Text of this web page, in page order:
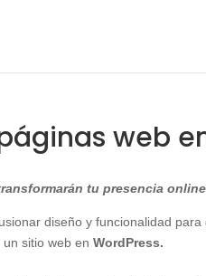
web
tu presencia
diseño y funcionalidad
sitio web en WordPress.